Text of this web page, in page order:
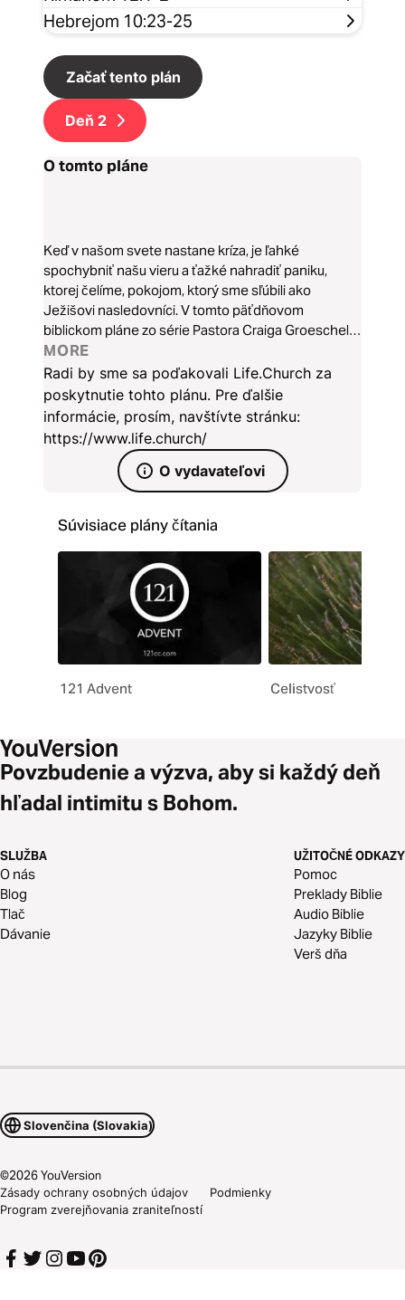
Hebrejom 10:23-25
Začať tento plán
Deň 2
O tomto pláne
Keď v našom svete nastane kríza, je ľahké
spochybniť našu vieru a ťažké nahradiť paniku,
ktorej čelíme, pokojom, ktorý sme sľúbili ako
Ježišovi nasledovníci. V tomto päťdňovom
biblickom pláne zo série Pastora Craiga Groeschela,
Neboj sa, objavíme tri veci, ktoré môžeme urobiť ako
kresťania čeliaci kríze.
MORE
Radi by sme sa poďakovali Life.Church za
poskytnutie tohto plánu. Pre ďalšie
informácie, prosím, navštívte stránku:
https://www.life.church/
O vydavateľovi
Súvisiace plány čítania
121 Advent Celistvosť
Povzbudenie a výzva, aby si každý deň
hľadal intimitu s Bohom.
SLUŽBA
O nás
Blog
Tlač
Dávanie
UŽITOČNÉ ODKAZY
Pomoc
Preklady Biblie
Audio Biblie
Jazyky Biblie
Verš dňa
Slovenčina (Slovakia)
©2026YouVersion
Zásady ochrany osobných údajov
Podmienky
Program zverejňovania zraniteľností